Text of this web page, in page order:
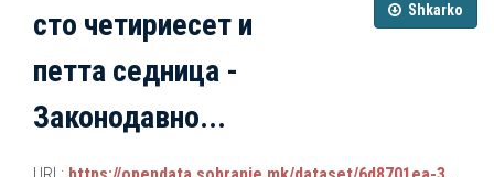
Shkarko
сто четириесет и
петта седница -
Законодавно...